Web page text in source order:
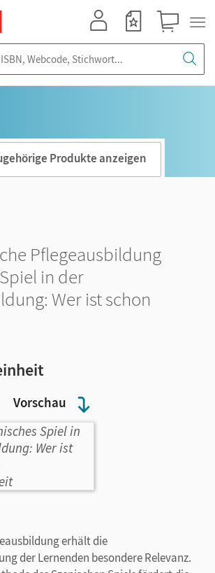
Vorschau
Produkte anzeigen
Pflegeausbildung
in der
Wer ist schon
erhält die
der Lernenden besondere Relevanz.